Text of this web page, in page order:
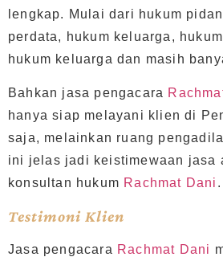
lengkap. Mulai dari hukum
perdata, hukum keluarga,
hukum keluarga dan masih
Bahkan jasa pengacara
hanya siap melayani klien di
saja, melainkan ruang
ini jelas jadi keistimewaan jasa
konsultan hukum Rachmat Dani .
Testimoni Klien
Jasa pengacara Rachmat Dani